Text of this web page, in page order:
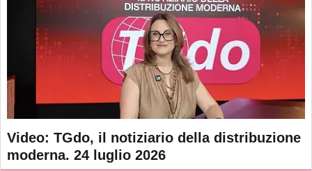
Video: TGdo, il notiziario della distribuzione
moderna. 24 luglio 2026